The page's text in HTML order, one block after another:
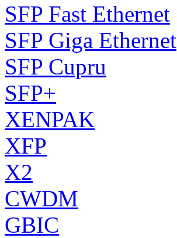
SFP Fast Ethernet
SFP Giga Ethernet
SFP Cupru
SFP+
XENPAK
XFP
X2
CWDM
GBIC